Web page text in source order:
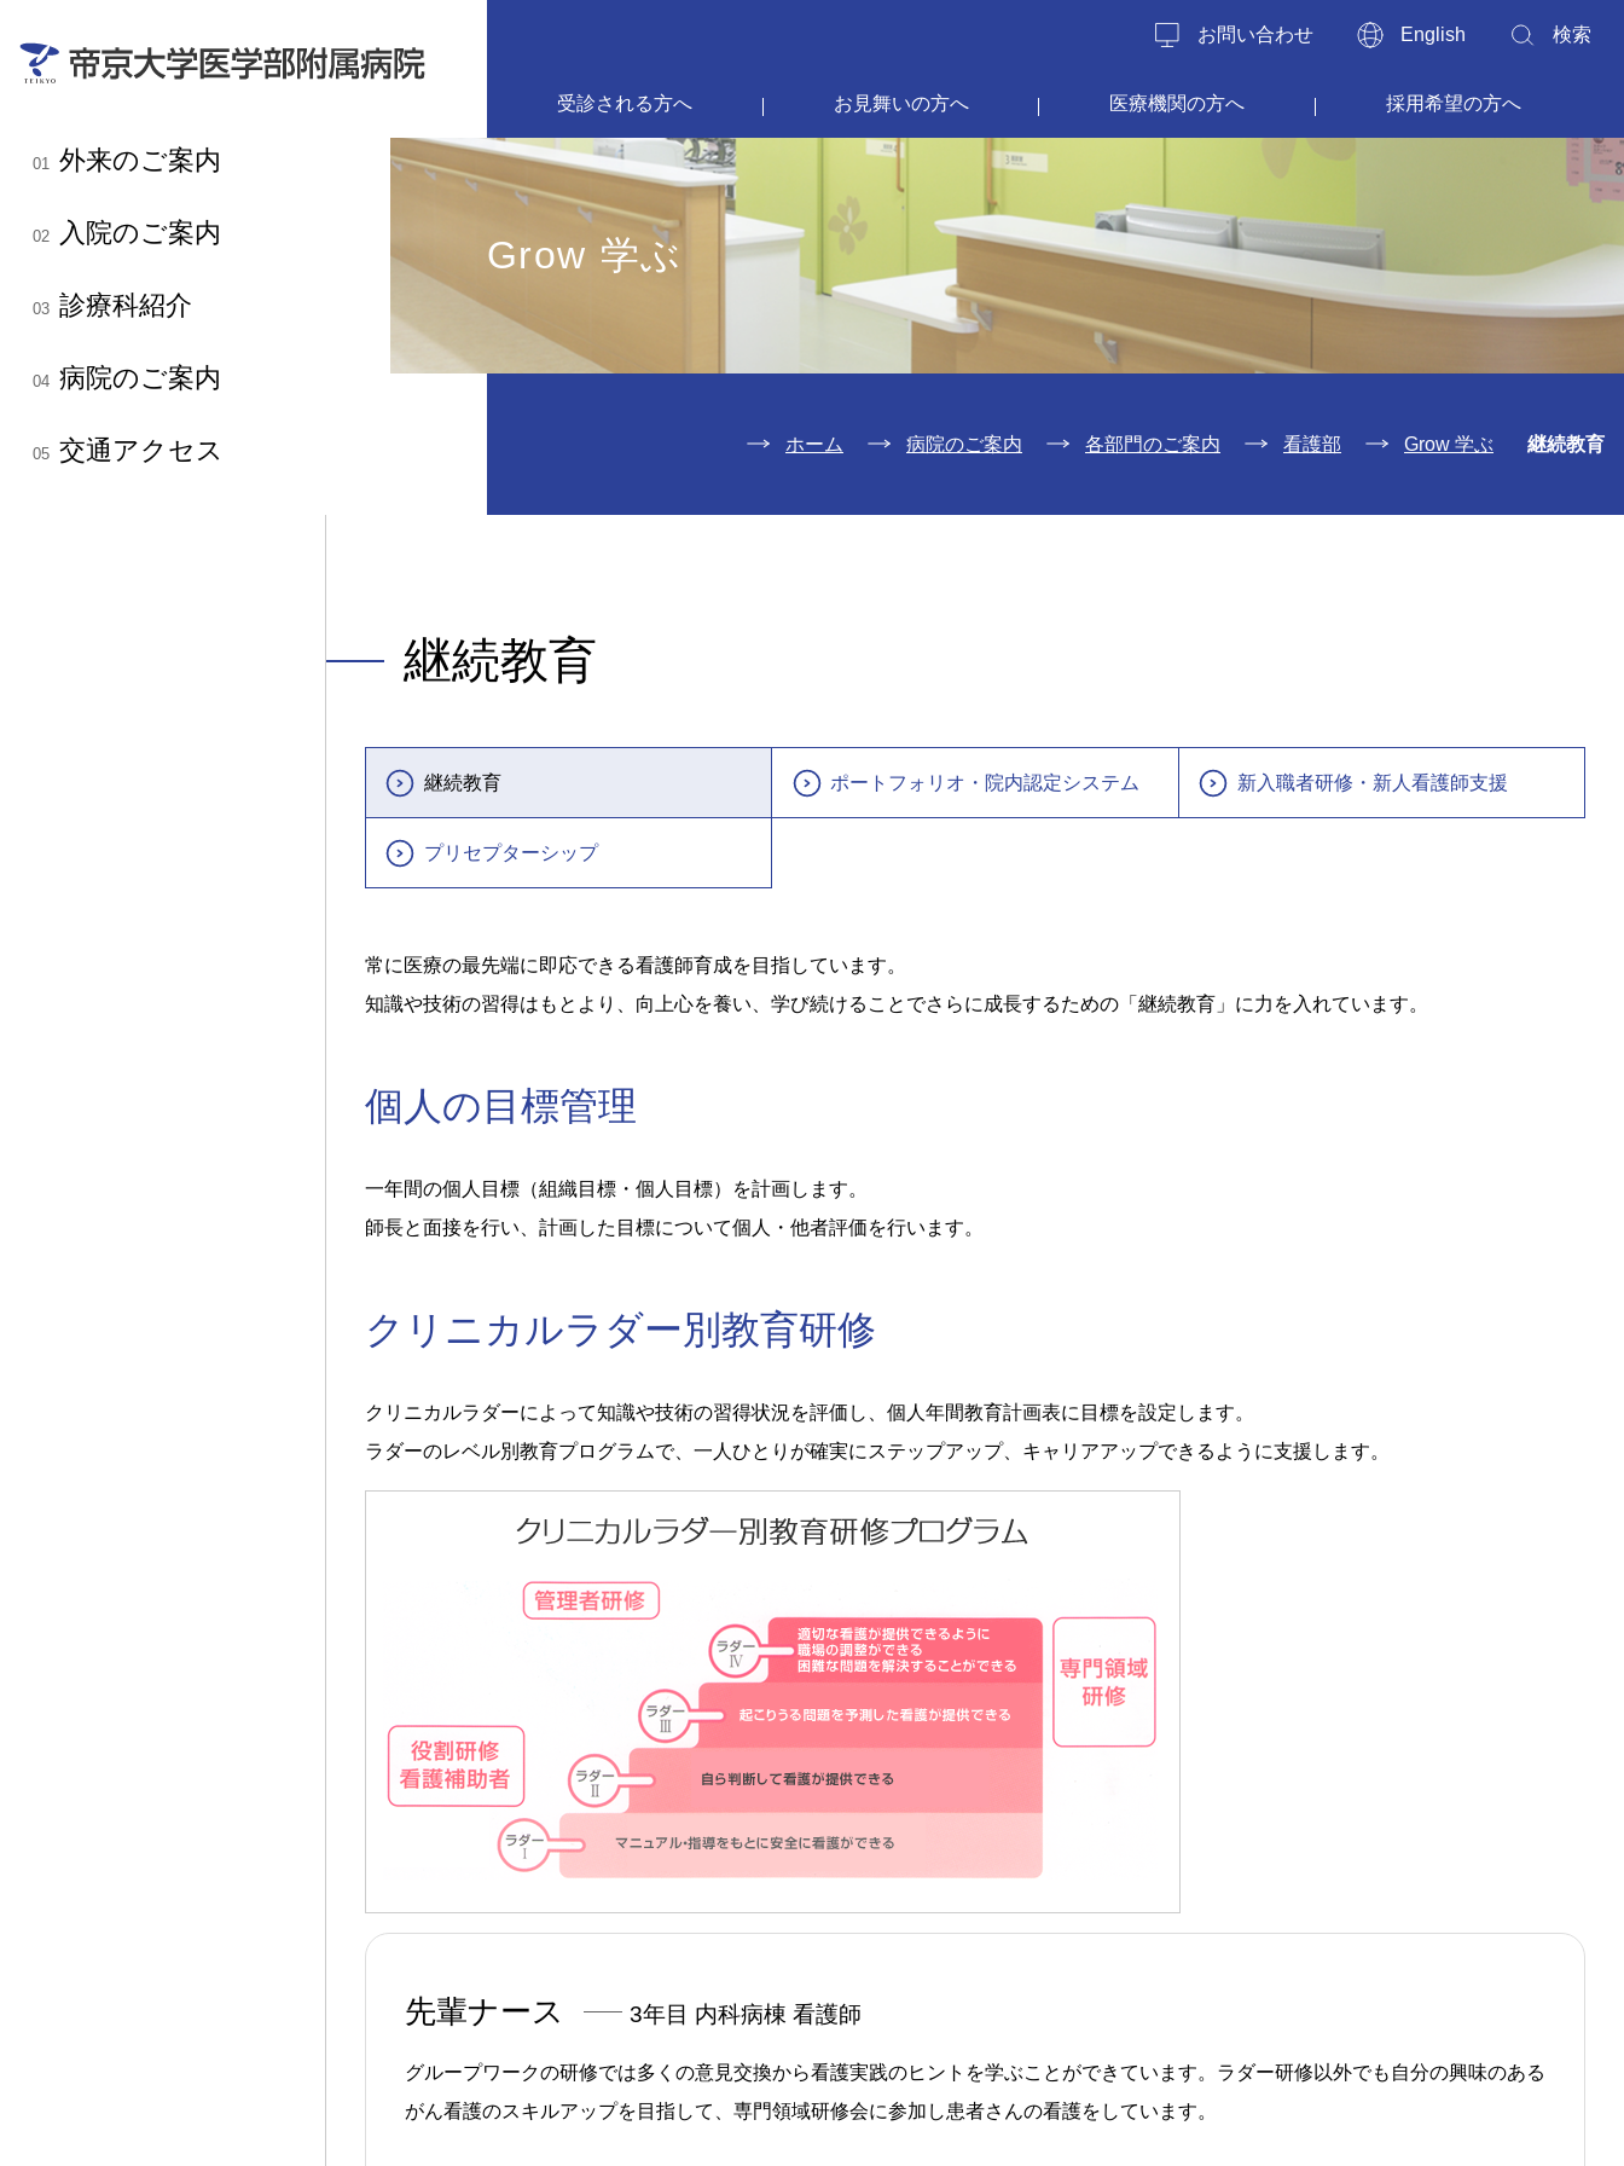
01 外来のご案内
02 入院のご案内
03 診療科紹介
04 病院のご案内
05 交通アクセス
お問い合わせ English 検索
受診される方へ お見舞いの方へ 医療機関の方へ 採用希望の方へ
Grow 学ぶ
ホーム 病院のご案内 各部門のご案内 看護部 Grow 学ぶ 継続教育
継続教育
継続教育 ポートフォリオ・院内認定システム 新入職者研修・新人看護師支援
プリセプターシップ
常に医療の最先端に即応できる看護師育成を目指しています。
知識や技術の習得はもとより、向上心を養い、学び続けることでさらに成長するための「継続教育」に力を入れています。
個人の目標管理
一年間の個人目標（組織目標・個人目標）を計画します。
師長と面接を行い、計画した目標について個人・他者評価を行います。
クリニカルラダー別教育研修
クリニカルラダーによって知識や技術の習得状況を評価し、個人年間教育計画表に目標を設定します。
ラダーのレベル別教育プログラムで、一人ひとりが確実にステップアップ、キャリアアップできるように支援します。
先輩ナース 3年目 内科病棟 看護師
グループワークの研修では多くの意見交換から看護実践のヒントを学ぶことができています。ラダー研修以外でも自分の興味のある
がん看護のスキルアップを目指して、専門領域研修会に参加し患者さんの看護をしています。